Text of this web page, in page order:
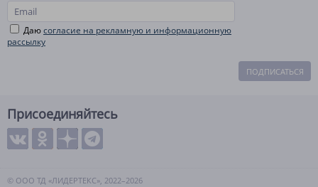
Даюсогласие на рекламную и информационную
рассылку
ПОДПИСАТЬСЯ
Присоединяйтесь
© ООО ТД «ЛИДЕРТЕКС», 2022–2026